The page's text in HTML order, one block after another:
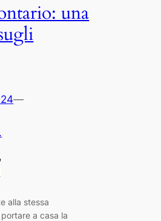
una
—
alla stessa
a casa la